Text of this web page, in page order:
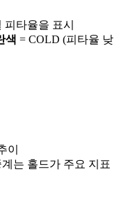
피타율을 표시
색 = COLD (피타율 낮
이
는 홀드가 주요 지표